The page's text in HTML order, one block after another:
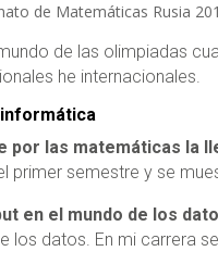
de Matemáticas Rusia
de las olimpiadas
he internacionales.
por las matemáticas la
primer semestre y se
en el mundo de los
los datos. En mi carrera